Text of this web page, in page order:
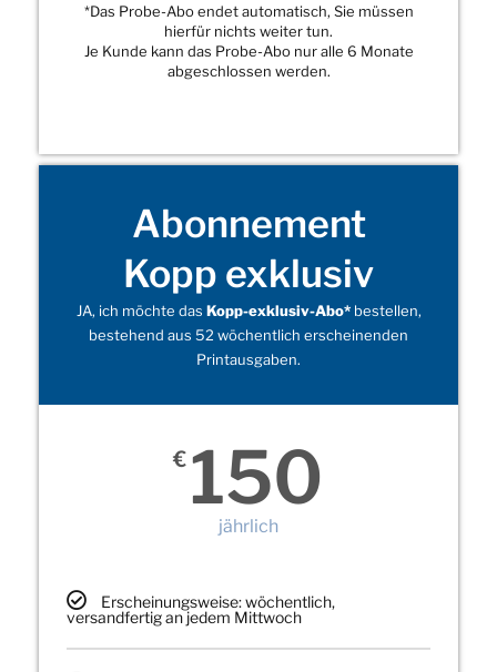
*Das Probe-Abo endet automatisch, Sie müssen
hierfür nichts weiter tun.
Je Kunde kann das Probe-Abo nur alle 6 Monate
abgeschlossen werden.
Abonnement
Kopp exklusiv
JA, ich möchte das Kopp-exklusiv-Abo*bestellen,
bestehend aus 52 wöchentlich erscheinenden
Printausgaben.
€ 150
jährlich
Erscheinungsweise: wöchentlich,
versandfertig an jedem Mittwoch